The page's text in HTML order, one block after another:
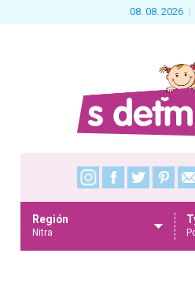
08. 08. 2026
Región
Nitra